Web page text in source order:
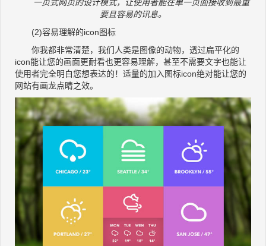
一页式网页的设计模式，让使用者能在单一页面接收到最重
要且容易的讯息。
(2)容易理解的icon图标
你我都非常清楚，我们人类是图像的动物，透过扁平化的
icon能让您的画面更耐看也更容易理解，甚至不需要文字也能让
使用者完全明白您想表达的！适量的加入图标icon绝对能让您的
网站有画龙点睛之效。